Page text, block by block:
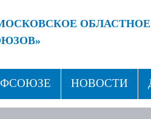
НОВОСТИ